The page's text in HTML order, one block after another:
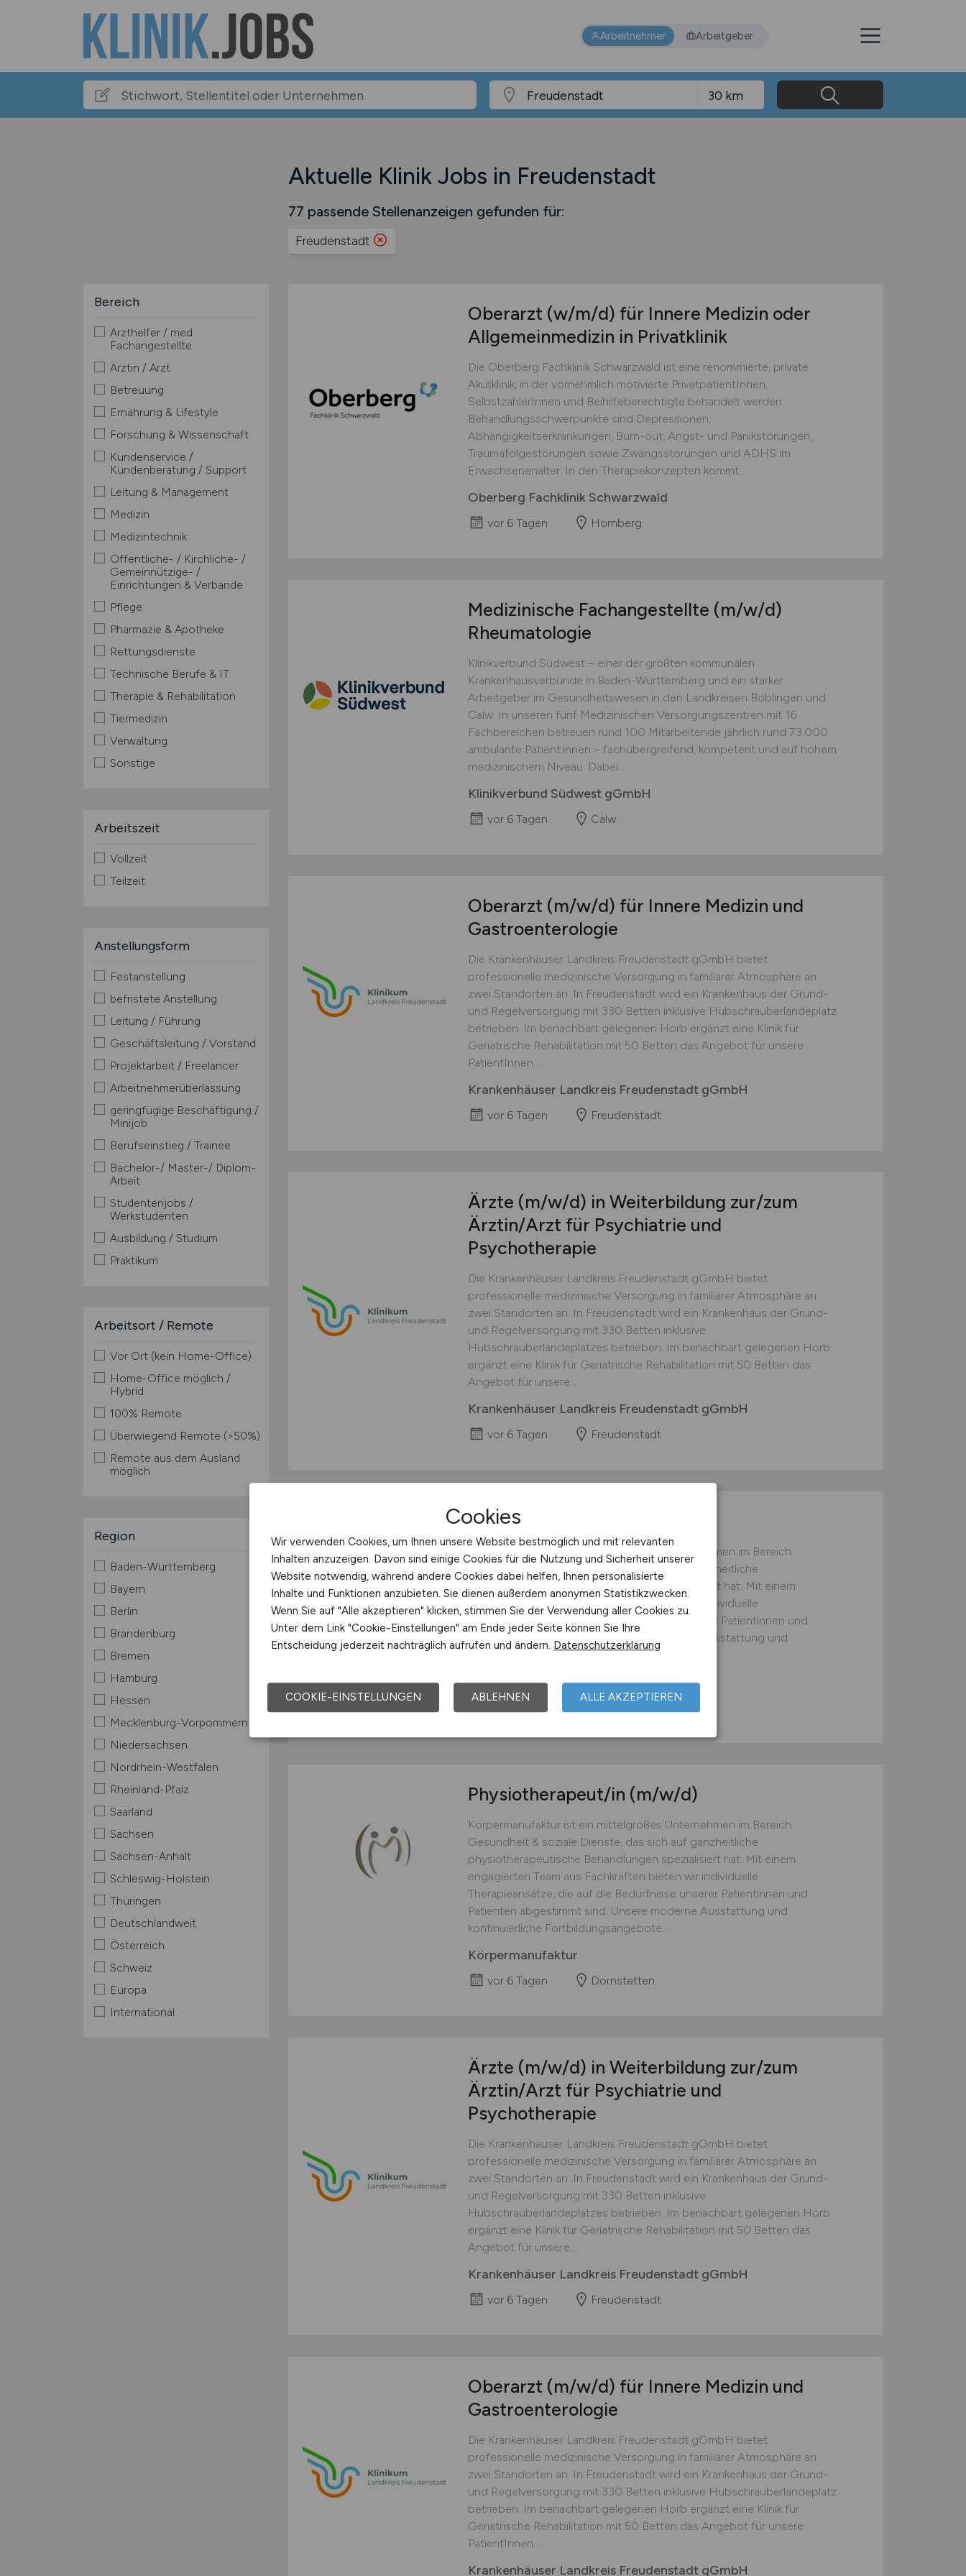
Arbeitnehmer Arbeitgeber
Aktuelle Klinik Jobs in Freudenstadt
77 passende Stellenanzeigen gefunden für:
Freudenstadt
Bereich
Arzthelfer / med.
Fachangestellte
Ärztin / Arzt
Betreuung
Ernährung & Lifestyle
Forschung & Wissenschaft
Kundenservice /
Kundenberatung / Support
Leitung & Management
Medizin
Medizintechnik
Öffentliche- / Kirchliche- /
Gemeinnützige- /
Einrichtungen & Verbände
Pflege
Pharmazie & Apotheke
Rettungsdienste
Technische Berufe & IT
Therapie & Rehabilitation
Tiermedizin
Verwaltung
Sonstige
Arbeitszeit
Vollzeit
Teilzeit
Anstellungsform
Festanstellung
befristete Anstellung
Leitung / Führung
Geschäftsleitung / Vorstand
Projektarbeit / Freelancer
Arbeitnehmerüberlassung
geringfügige Beschäftigung /
Minijob
Berufseinstieg / Trainee
Bachelor-/ Master-/ Diplom-
Arbeit
Studentenjobs /
Werkstudenten
Ausbildung / Studium
Praktikum
Arbeitsort / Remote
Vor Ort (kein Home-Office)
Home-Office möglich /
Hybrid
100% Remote
Überwiegend Remote (>50%)
Remote aus dem Ausland
möglich
Region
Baden-Württemberg
Bayern
Berlin
Brandenburg
Bremen
Hamburg
Hessen
Mecklenburg-Vorpommern
Niedersachsen
Nordrhein-Westfalen
Rheinland-Pfalz
Saarland
Sachsen
Sachsen-Anhalt
Schleswig-Holstein
Thüringen
Deutschlandweit
Österreich
Schweiz
Europa
International
Oberarzt (w/m/d) für Innere Medizin oder
Allgemeinmedizin in Privatklinik
Die Oberberg Fachklinik Schwarzwald ist eine renommierte, private
Akutklinik, in der vornehmlich motivierte PrivatpatientInnen,
SelbstzahlerInnen und Beihilfeberechtigte behandelt werden.
Behandlungsschwerpunkte sind Depressionen,
Abhängigkeitserkrankungen, Burn-out, Angst- und Panikstörungen,
Traumafolgestörungen sowie Zwangsstörungen und ADHS im
Erwachsenenalter. In den Therapiekonzepten kommt...
Oberberg Fachklinik Schwarzwald
vor 6 Tagen Hornberg
Medizinische Fachangestellte (m/w/d)
Rheumatologie
Klinikverbund Südwest – einer der größten kommunalen
Krankenhausverbünde in Baden-Württemberg und ein starker
Arbeitgeber im Gesundheitswesen in den Landkreisen Böblingen und
Calw. In unseren fünf Medizinischen Versorgungszentren mit 16
Fachbereichen betreuen rund 100 Mitarbeitende jährlich rund 73.000
ambulante Patient:innen – fachübergreifend, kompetent und auf hohem
medizinischem Niveau. Dabei...
Klinikverbund Südwest gGmbH
vor 6 Tagen Calw
Oberarzt (m/w/d) für Innere Medizin und
Gastroenterologie
Die Krankenhäuser Landkreis Freudenstadt gGmbH bietet
professionelle medizinische Versorgung in familiärer Atmosphäre an
zwei Standorten an. In Freudenstadt wird ein Krankenhaus der Grund-
und Regelversorgung mit 330 Betten inklusive Hubschrauberlandeplatz
betrieben. Im benachbart gelegenen Horb ergänzt eine Klinik für
Geriatrische Rehabilitation mit 50 Betten das Angebot für unsere
PatientInnen....
Krankenhäuser Landkreis Freudenstadt gGmbH
vor 6 Tagen Freudenstadt
Ärzte (m/w/d) in Weiterbildung zur/zum
Ärztin/Arzt für Psychiatrie und
Psychotherapie
Die Krankenhäuser Landkreis Freudenstadt gGmbH bietet
professionelle medizinische Versorgung in familiärer Atmosphäre an
zwei Standorten an. In Freudenstadt wird ein Krankenhaus der Grund-
und Regelversorgung mit 330 Betten inklusive
Hubschrauberlandeplatzes betrieben. Im benachbart gelegenen Horb
ergänzt eine Klinik für Geriatrische Rehabilitation mit 50 Betten das
Angebot für unsere...
Krankenhäuser Landkreis Freudenstadt gGmbH
vor 6 Tagen Freudenstadt
Physiotherapeut/in
Körpermanufaktur ist ein mittelgroßes Unternehmen im Bereich
Gesundheit & soziale Dienste, das sich auf ganzheitliche
physiotherapeutische Behandlungen spezialisiert hat. Mit einem
engagierten Team aus Fachkräften bieten wir individuelle
Therapieansätze, die auf die Bedürfnisse unserer Patientinnen und
Patienten abgestimmt sind. Unsere moderne Ausstattung und
kontinuierliche Fortbildungsangebote...
Körpermanufaktur
vor 6 Tagen
Physiotherapeut/in (m/w/d)
Körpermanufaktur ist ein mittelgroßes Unternehmen im Bereich
Gesundheit & soziale Dienste, das sich auf ganzheitliche
physiotherapeutische Behandlungen spezialisiert hat. Mit einem
engagierten Team aus Fachkräften bieten wir individuelle
Therapieansätze, die auf die Bedürfnisse unserer Patientinnen und
Patienten abgestimmt sind. Unsere moderne Ausstattung und
kontinuierliche Fortbildungsangebote...
Körpermanufaktur
vor 6 Tagen Dornstetten
Ärzte (m/w/d) in Weiterbildung zur/zum
Ärztin/Arzt für Psychiatrie und
Psychotherapie
Die Krankenhäuser Landkreis Freudenstadt gGmbH bietet
professionelle medizinische Versorgung in familiärer Atmosphäre an
zwei Standorten an. In Freudenstadt wird ein Krankenhaus der Grund-
und Regelversorgung mit 330 Betten inklusive
Hubschrauberlandeplatzes betrieben. Im benachbart gelegenen Horb
ergänzt eine Klinik für Geriatrische Rehabilitation mit 50 Betten das
Angebot für unsere...
Krankenhäuser Landkreis Freudenstadt gGmbH
vor 6 Tagen Freudenstadt
Oberarzt (m/w/d) für Innere Medizin und
Gastroenterologie
Die Krankenhäuser Landkreis Freudenstadt gGmbH bietet
professionelle medizinische Versorgung in familiärer Atmosphäre an
zwei Standorten an. In Freudenstadt wird ein Krankenhaus der Grund-
und Regelversorgung mit 330 Betten inklusive Hubschrauberlandeplatz
betrieben. Im benachbart gelegenen Horb ergänzt eine Klinik für
Geriatrische Rehabilitation mit 50 Betten das Angebot für unsere
PatientInnen....
Krankenhäuser Landkreis Freudenstadt gGmbH
Cookies
Wir verwenden Cookies, um Ihnen unsere Website bestmöglich und mit relevanten
Inhalten anzuzeigen. Davon sind einige Cookies für die Nutzung und Sicherheit unserer
Website notwendig, während andere Cookies dabei helfen, Ihnen personalisierte
Inhalte und Funktionen anzubieten. Sie dienen außerdem anonymen Statistikzwecken.
Wenn Sie auf "Alle akzeptieren" klicken, stimmen Sie der Verwendung aller Cookies zu.
Unter dem Link "Cookie-Einstellungen" am Ende jeder Seite können Sie Ihre
Entscheidung jederzeit nachträglich aufrufen und ändern. Datenschutzerklärung
COOKIE-EINSTELLUNGEN ABLEHNEN ALLE AKZEPTIEREN